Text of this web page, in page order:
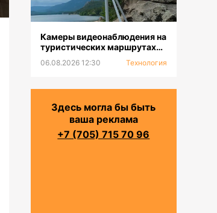
Камеры видеонаблюдения на
туристических маршрутах
«Бурабай»
06.08.2026 12:30 Технология
Здесь могла бы быть
ваша реклама
+7 (705) 715 70 96